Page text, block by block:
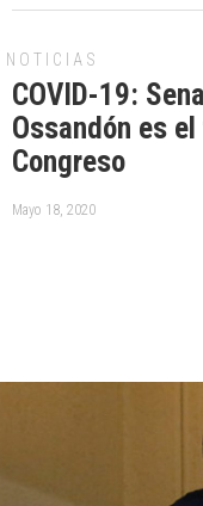
NOTICIAS
COVID-19:
Ossandón es
Congreso
Mayo 18, 2020